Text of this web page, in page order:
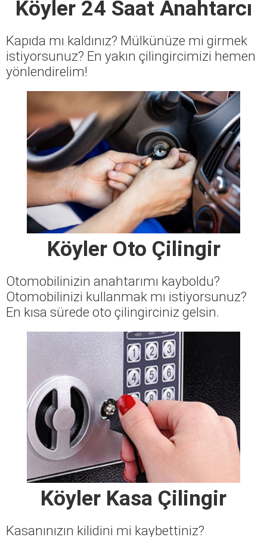
Köyler 24 Saat Anahtarcı
Kapıda mı kaldınız? Mülkünüze mi girmek
istiyorsunuz? En yakın çilingircimizi hemen
yönlendirelim!
Köyler Oto Çilingir
Otomobilinizin anahtarımı kayboldu?
Otomobilinizi kullanmak mı istiyorsunuz?
En kısa sürede oto çilingirciniz gelsin.
Köyler Kasa Çilingir
Kasanınızın kilidini mi kaybettiniz?